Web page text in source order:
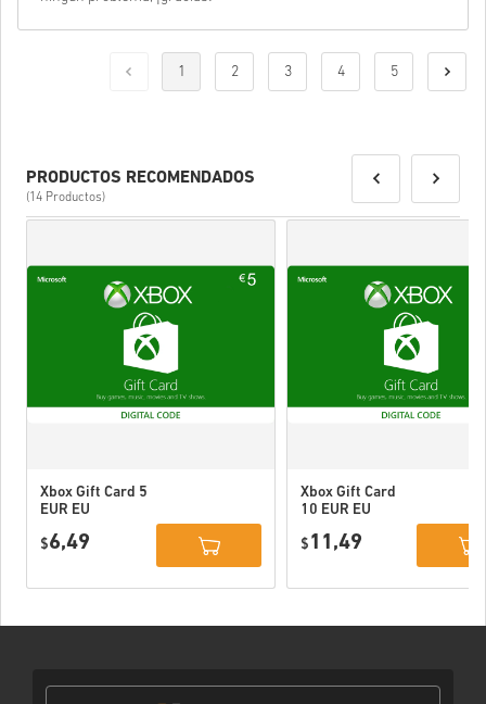
1 2 3 4 5
PRODUCTOS RECOMENDADOS
(14 Productos)
Xbox Gift Card 5
EUR EU
$6,49
Xbox Gift Card
10 EUR EU
$ 11,49